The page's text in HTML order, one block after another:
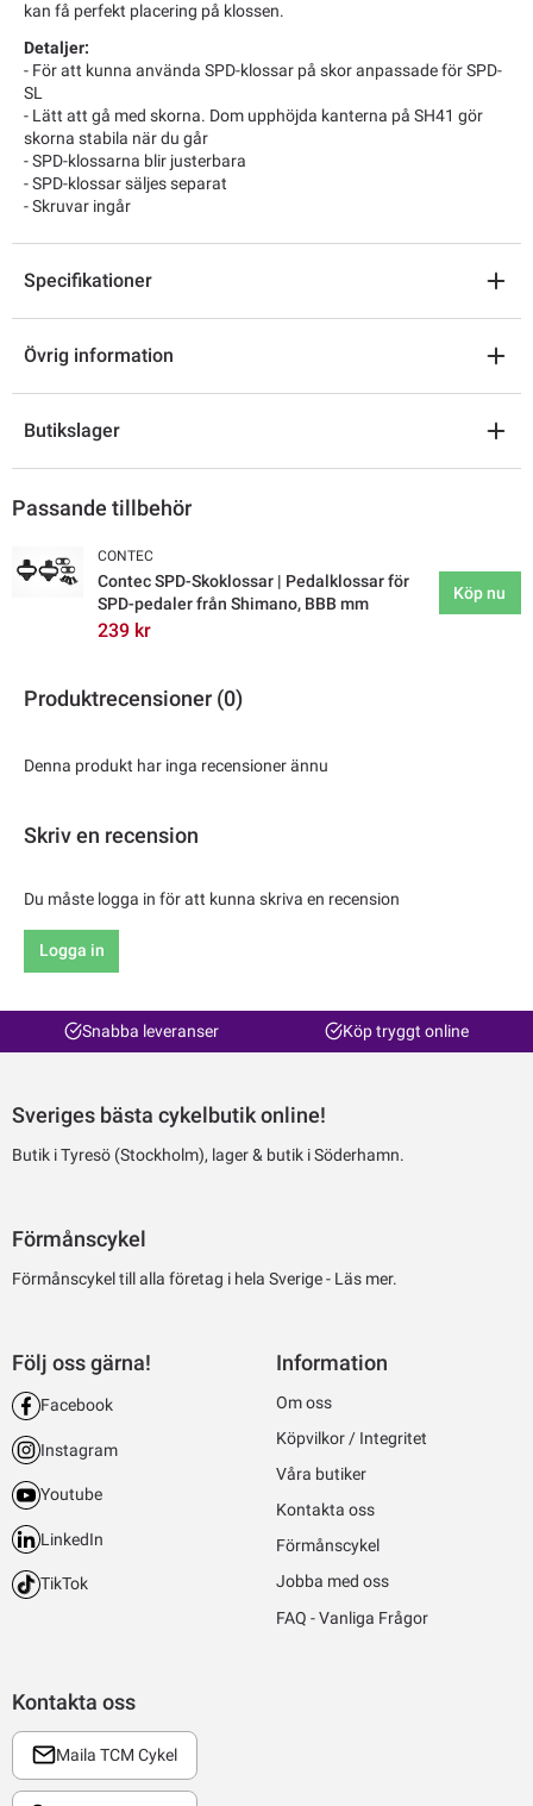
kan få perfekt placering på klossen.
Detaljer:
- För att kunna använda SPD-klossar på skor anpassade för SPD-
SL
- Lätt att gå med skorna. Dom upphöjda kanterna på SH41 gör
skorna stabila när du går
- SPD-klossarna blir justerbara
- SPD-klossar säljes separat
- Skruvar ingår
Specifikationer
Övrig information
Butikslager
Passande tillbehör
CONTEC
Contec SPD-Skoklossar | Pedalklossar för
SPD-pedaler från Shimano, BBB mm
239 kr
Köp nu
Produktrecensioner (0)
Denna produkt har inga recensioner ännu
Skriv en recension
Du måste logga in för att kunna skriva en recension
Logga in
Snabba leveranser Köp tryggt online
Sveriges bästa cykelbutik online!
Butik i Tyresö (Stockholm), lager & butik i Söderhamn.
Förmånscykel
Förmånscykel till alla företag i hela Sverige - Läs mer.
Kontakta oss
Maila TCM Cykel
Följ oss gärna!
Facebook
Instagram
Youtube
LinkedIn
TikTok
Information
Om oss
Köpvilkor / Integritet
Våra butiker
Kontakta oss
Förmånscykel
Jobba med oss
FAQ - Vanliga Frågor